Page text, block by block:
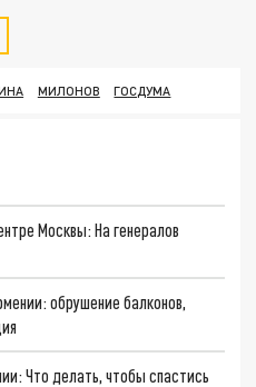
МИЛОНОВ ГОСДУМА
Москвы: На генералов
обрушение балконов,
Что делать, чтобы спастись